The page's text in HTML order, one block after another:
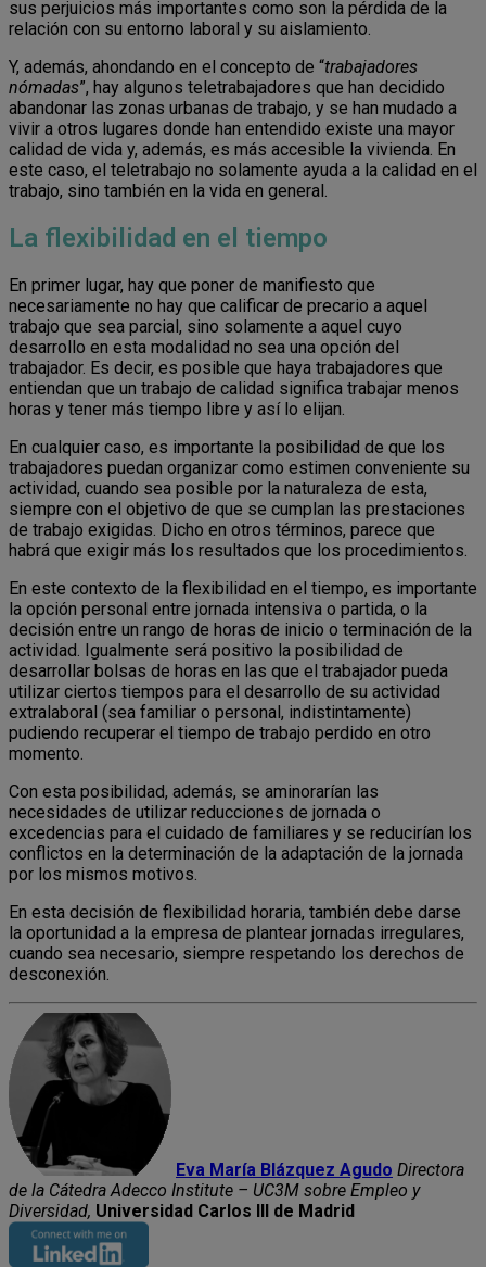
sus perjuicios más importantes como son la pérdida de la
relación con su entorno laboral y su aislamiento.
Y, además, ahondando en el concepto de “trabajadores
nómadas”, hay algunos teletrabajadores que han decidido
abandonar las zonas urbanas de trabajo, y se han mudado a
vivir a otros lugares donde han entendido existe una mayor
calidad de vida y, además, es más accesible la vivienda. En
este caso, el teletrabajo no solamente ayuda a la calidad en el
trabajo, sino también en la vida en general.
La flexibilidad en el tiempo
En primer lugar, hay que poner de manifiesto que
necesariamente no hay que calificar de precario a aquel
trabajo que sea parcial, sino solamente a aquel cuyo
desarrollo en esta modalidad no sea una opción del
trabajador. Es decir, es posible que haya trabajadores que
entiendan que un trabajo de calidad significa trabajar menos
horas y tener más tiempo libre y así lo elijan.
En cualquier caso, es importante la posibilidad de que los
trabajadores puedan organizar como estimen conveniente su
actividad, cuando sea posible por la naturaleza de esta,
siempre con el objetivo de que se cumplan las prestaciones
de trabajo exigidas. Dicho en otros términos, parece que
habrá que exigir más los resultados que los procedimientos.
En este contexto de la flexibilidad en el tiempo, es importante
la opción personal entre jornada intensiva o partida, o la
decisión entre un rango de horas de inicio o terminación de la
actividad. Igualmente será positivo la posibilidad de
desarrollar bolsas de horas en las que el trabajador pueda
utilizar ciertos tiempos para el desarrollo de su actividad
extralaboral (sea familiar o personal, indistintamente)
pudiendo recuperar el tiempo de trabajo perdido en otro
momento.
Con esta posibilidad, además, se aminorarían las
necesidades de utilizar reducciones de jornada o
excedencias para el cuidado de familiares y se reducirían los
conflictos en la determinación de la adaptación de la jornada
por los mismos motivos.
En esta decisión de flexibilidad horaria, también debe darse
la oportunidad a la empresa de plantear jornadas irregulares,
cuando sea necesario, siempre respetando los derechos de
desconexión.
Eva María Blázquez Agudo Directora
de la Cátedra Adecco Institute – UC3M sobre Empleo y
Diversidad, Universidad Carlos III de Madrid